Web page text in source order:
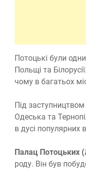
Потоцькі були
Польщі та
чому в багатьох
Під
Одеська та
в дусі популярних
Палац Потоцьких
роду. Він був